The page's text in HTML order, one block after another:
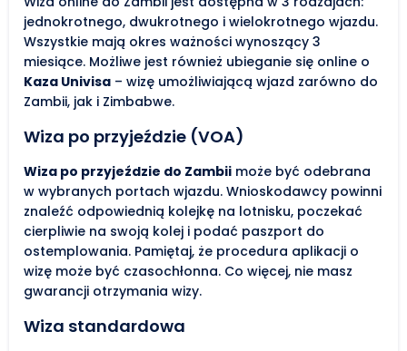
jednokrotnego, dwukrotnego i wielokrotnego wjazdu.
Wszystkie mają okres ważności wynoszący 3
miesiące. Możliwe jest również ubieganie się online o
Kaza Univisa – wizę umożliwiającą wjazd zarówno do
Zambii, jak i Zimbabwe.
Wiza po przyjeździe (VOA)
Wiza po przyjeździe do Zambii może być odebrana
w wybranych portach wjazdu. Wnioskodawcy powinni
znaleźć odpowiednią kolejkę na lotnisku, poczekać
cierpliwie na swoją kolej i podać paszport do
ostemplowania. Pamiętaj, że procedura aplikacji o
wizę może być czasochłonna. Co więcej, nie masz
gwarancji otrzymania wizy.
Wiza standardowa